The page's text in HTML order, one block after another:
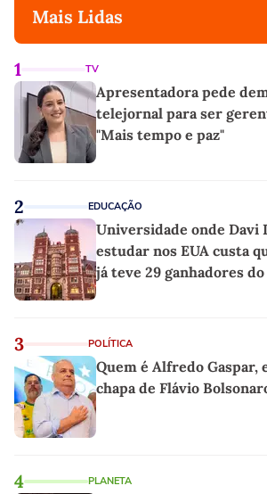
Mais Lidas
1 TV
Apresentadora pede
telejornal para ser
"Mais tempo e paz"
2 EDUCAÇÃO
Universidade onde Davi
estudar nos EUA custa
já teve 29 ganhadores
3 POLÍTICA
Quem é Alfredo Gaspar,
chapa de Flávio
4 PLANETA